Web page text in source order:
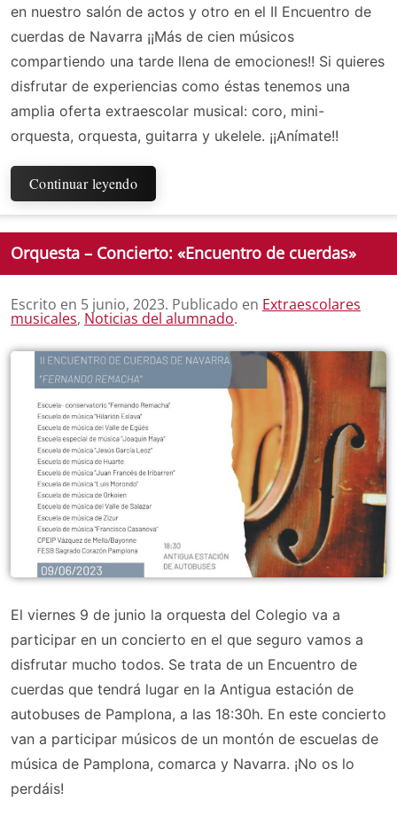
en nuestro salón de actos y otro en el II Encuentro de
cuerdas de Navarra ¡¡Más de cien músicos
compartiendo una tarde llena de emociones!! Si quieres
disfrutar de experiencias como éstas tenemos una
amplia oferta extraescolar musical: coro, mini-
orquesta, orquesta, guitarra y ukelele. ¡¡Anímate!!
Continuar leyendo
Orquesta – Concierto: «Encuentro de cuerdas»
Escrito en 5 junio, 2023. Publicado en Extraescolares
musicales, Noticias del alumnado.
El viernes 9 de junio la orquesta del Colegio va a
participar en un concierto en el que seguro vamos a
disfrutar mucho todos. Se trata de un Encuentro de
cuerdas que tendrá lugar en la Antigua estación de
autobuses de Pamplona, a las 18:30h. En este concierto
van a participar músicos de un montón de escuelas de
música de Pamplona, comarca y Navarra. ¡No os lo
perdáis!